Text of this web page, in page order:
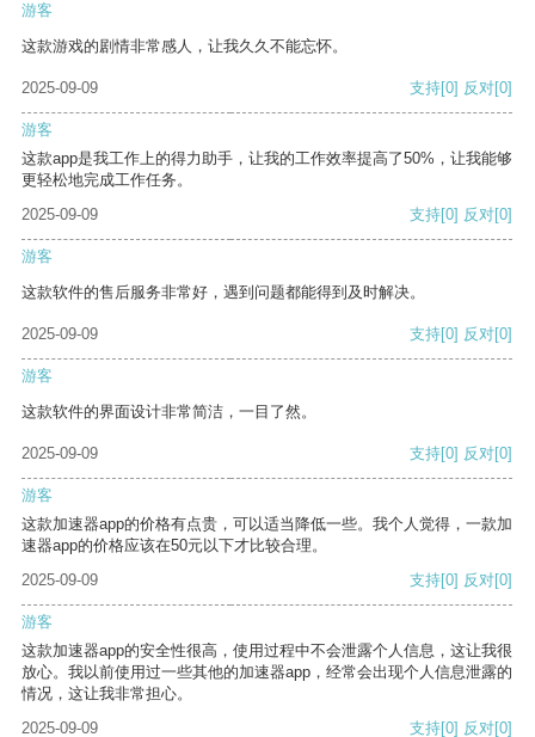
游客
这款游戏的剧情非常感人，让我久久不能忘怀。
2025-09-09 支持[0] 反对[0]
游客
这款app是我工作上的得力助手，让我的工作效率提高了50%，让我能够
更轻松地完成工作任务。
2025-09-09
支持[0] 反对[0]
游客
这款软件的售后服务非常好，遇到问题都能得到及时解决。
2025-09-09 支持[0] 反对[0]
游客
这款软件的界面设计非常简洁，一目了然。
2025-09-09 支持[0] 反对[0]
游客
这款加速器app的价格有点贵，可以适当降低一些。我个人觉得，一款加
速器app的价格应该在50元以下才比较合理。
2025-09-09
支持[0] 反对[0]
游客
这款加速器app的安全性很高，使用过程中不会泄露个人信息，这让我很
放心。我以前使用过一些其他的加速器app，经常会出现个人信息泄露的
情况，这让我非常担心。
2025-09-09
支持[0] 反对[0]